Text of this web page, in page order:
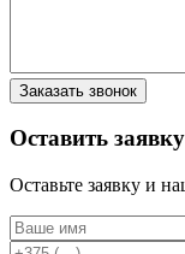
Заказать звонок
Оставить заявку
Оставьте заявку и